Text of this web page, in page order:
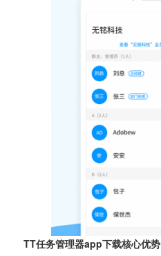
TT任务管理器app下载核心优势